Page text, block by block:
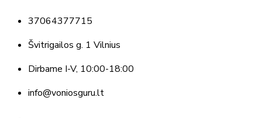
37064377715
Švitrigailos g. 1 Vilnius
Dirbame I-V, 10:00-18:00
info@voniosguru.lt